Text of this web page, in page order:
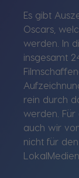
Es gibt
Oscars,
werden. In
insgesamt
rein durch
werden. Für
auch wir
nicht für